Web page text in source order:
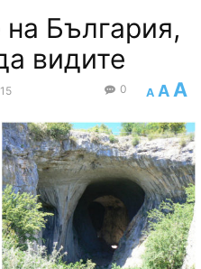
България,
видите
A A A
0